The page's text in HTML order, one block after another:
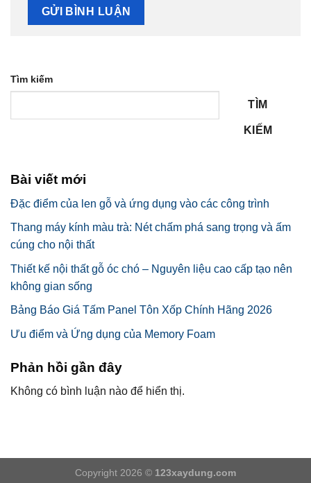
Tìm kiếm
TÌM
KIẾM
Bài viết mới
Đặc điểm của len gỗ và ứng dụng vào các công trình
Thang máy kính màu trà: Nét chấm phá sang trọng và ấm
cúng cho nội thất
Thiết kế nội thất gỗ óc chó – Nguyên liệu cao cấp tạo nên
không gian sống
Bảng Báo Giá Tấm Panel Tôn Xốp Chính Hãng 2026
Ưu điểm và Ứng dụng của Memory Foam
Phản hồi gần đây
Không có bình luận nào để hiển thị.
Copyright 2026 © 123xaydung.com